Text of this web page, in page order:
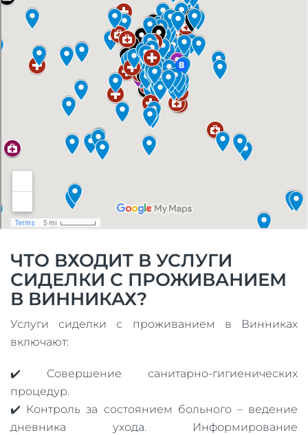
ЧТО ВХОДИТ В УСЛУГИ
СИДЕЛКИ С ПРОЖИВАНИЕМ
В ВИННИКАХ?
Услуги сиделки с проживанием в Винниках
включают:
✔️ Совершение санитарно-гигиенических
процедур.
✔️ Контроль за состоянием больного – ведение
дневника ухода. Информирование